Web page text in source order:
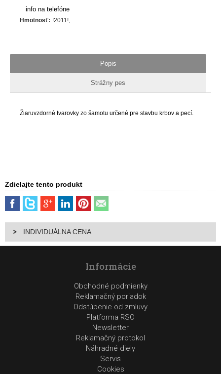
info na telefóne
Hmotnosť: !2011!
Popis
Strážny pes
Žiaruvzdorné tvarovky zo šamotu určené pre stavbu krbov a pecí.
Zdielajte tento produkt
INDIVIDUÁLNA CENA
Informácie
Obchodné podmienky
Reklamačný poriadok
Odstúpenie od zmluvy
Platforma RSO
Newsletter
Reklamačný protokol
Náhradné diely
Servis
Cookies